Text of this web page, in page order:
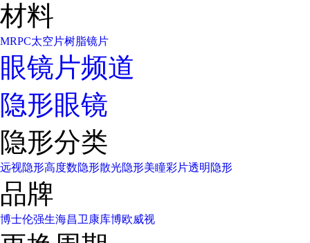
材料
MRPC太空片树脂镜片
眼镜片频道
隐形眼镜
隐形分类
远视隐形高度数隐形散光隐形美瞳彩片透明隐形
品牌
博士伦强生海昌卫康库博欧威视